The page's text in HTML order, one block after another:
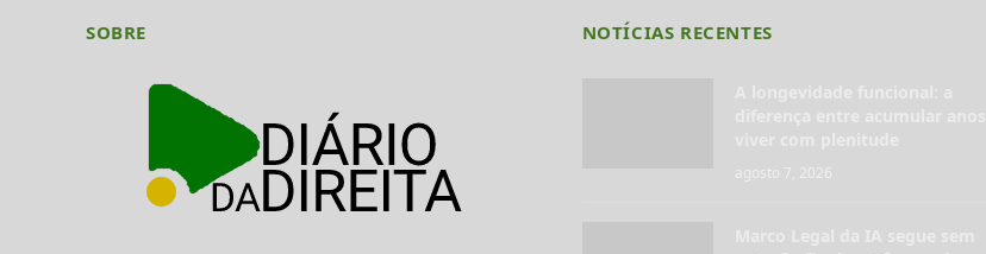
SOBRE NOTÍCIAS RECENTES
agosto 7, 2026